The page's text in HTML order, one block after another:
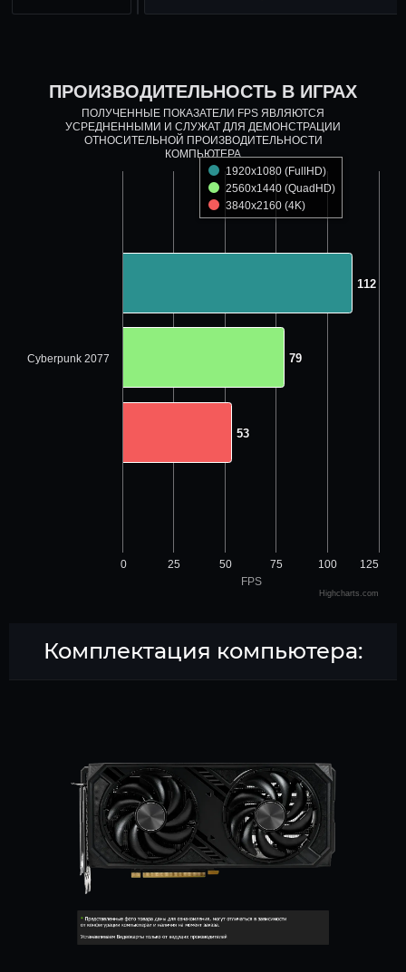
FPS
ПРОИЗВОДИТЕЛЬНОСТЬ В ИГРАХ
ПОЛУЧЕННЫЕ ПОКАЗАТЕЛИ FPS ЯВЛЯЮТСЯ
УСРЕДНЕННЫМИ И СЛУЖАТ ДЛЯ ДЕМОНСТРАЦИИ
ОТНОСИТЕЛЬНОЙ ПРОИЗВОДИТЕЛЬНОСТИ
КОМПЬЮТЕРА
112
112
79
79
53
53
1920x1080 (FullHD)
2560x1440 (QuadHD)
3840x2160 (4K)
0 100
25 50 75 125
Cyberpunk 2077
Highcharts.com
Комплектация компьютера: